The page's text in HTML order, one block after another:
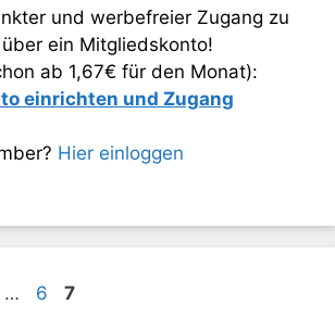
und werbefreier Zugang zu
ein Mitgliedskonto!
ab 1,67€ für den Monat):
einrichten und Zugang
Hier einloggen
… Seite
6 Seite
7